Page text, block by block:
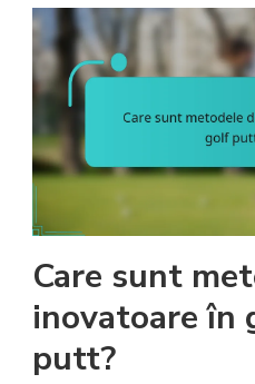
Care sunt
inovatoare
putt?